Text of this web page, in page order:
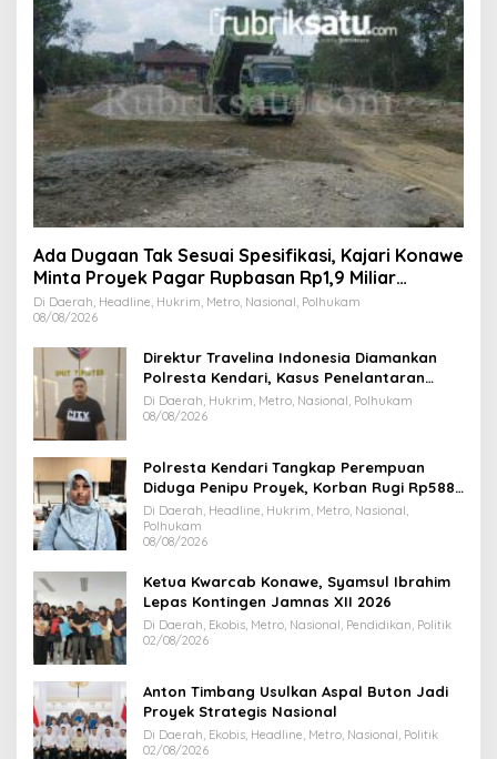
Ada Dugaan Tak Sesuai Spesifikasi, Kajari Konawe
Minta Proyek Pagar Rupbasan Rp1,9 Miliar
Dihentikan
Di Daerah, Headline, Hukrim, Metro, Nasional, Polhukam
08/08/2026
Direktur Travelina Indonesia Diamankan
Polresta Kendari, Kasus Penelantaran
Jemaah Umrah Masuk Babak Baru
Di Daerah, Hukrim, Metro, Nasional, Polhukam
08/08/2026
Polresta Kendari Tangkap Perempuan
Diduga Penipu Proyek, Korban Rugi Rp588,1
Juta
Di Daerah, Headline, Hukrim, Metro, Nasional,
Polhukam
08/08/2026
Ketua Kwarcab Konawe, Syamsul Ibrahim
Lepas Kontingen Jamnas XII 2026
Di Daerah, Ekobis, Metro, Nasional, Pendidikan, Politik
02/08/2026
Anton Timbang Usulkan Aspal Buton Jadi
Proyek Strategis Nasional
Di Daerah, Ekobis, Headline, Metro, Nasional, Politik
02/08/2026